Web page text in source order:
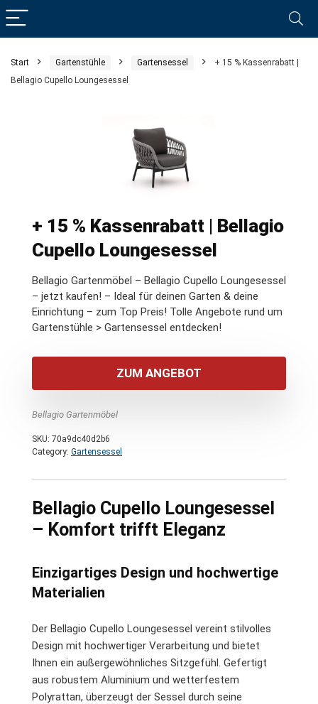
Start Gartenstühle Gartensessel
+ 15 % Kassenrabatt |
Bellagio Cupello Loungesessel
+ 15 % Kassenrabatt | Bellagio
Cupello Loungesessel
Bellagio Gartenmöbel – Bellagio Cupello Loungesessel
– jetzt kaufen! – Ideal für deinen Garten & deine
Einrichtung – zum Top Preis! Tolle Angebote rund um
Gartenstühle > Gartensessel entdecken!
ZUM ANGEBOT
Bellagio Gartenmöbel
SKU: 70a9dc40d2b6
Category: Gartensessel
Bellagio Cupello Loungesessel
– Komfort trifft Eleganz
Einzigartiges Design und hochwertige
Materialien
Der Bellagio Cupello Loungesessel vereint stilvolles
Design mit hochwertiger Verarbeitung und bietet
Ihnen ein außergewöhnliches Sitzgefühl. Gefertigt
aus robustem Aluminium und wetterfestem
Polyrattan, überzeugt der Sessel durch seine